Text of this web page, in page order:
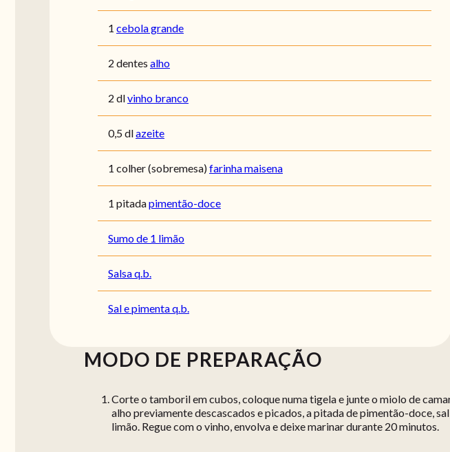
1 cebola grande
2 dentes alho
2 dlvinho branco
0,5 dlazeite
1 colher (sobremesa)farinha maisena
1 pitadapimentão-doce
Sumo de 1 limão
Salsa q.b.
Sal e pimenta q.b.
MODO DE PREPARAÇÃO
Corte o tamboril em cubos, coloque numa tigela e junte o miolo de
alho previamente descascados e picados, a pitada de pimentão-doce,
limão. Regue com o vinho, envolva e deixe marinar durante 20 minutos.